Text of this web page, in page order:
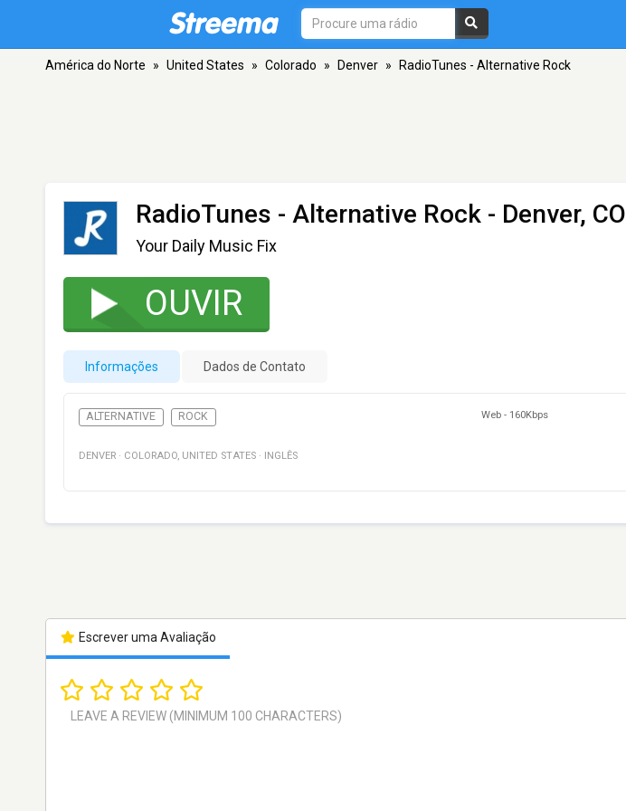
América do Norte » United States » Colorado » Denver » RadioTunes - Alternative Rock
RadioTunes - Alternative Rock - Denver, CO
Your Daily Music Fix
OUVIR
Informações Dados de Contato
ALTERNATIVE ROCK Web - 160Kbps
DENVER · COLORADO, UNITED STATES · INGLÊS
Escrever uma Avaliação